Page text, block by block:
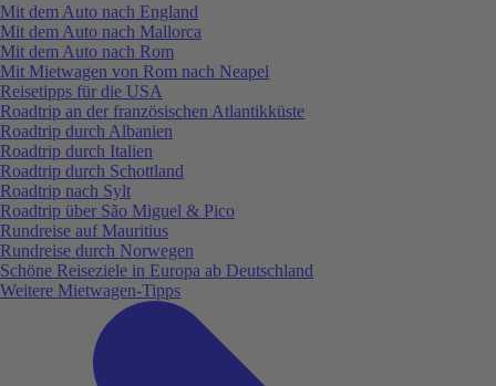
Mit dem Auto nach England
Mit dem Auto nach Mallorca
Mit dem Auto nach Rom
Mit Mietwagen von Rom nach Neapel
Reisetipps für die USA
Roadtrip an der französischen Atlantikküste
Roadtrip durch Albanien
Roadtrip durch Italien
Roadtrip durch Schottland
Roadtrip nach Sylt
Roadtrip über São Miguel & Pico
Rundreise auf Mauritius
Rundreise durch Norwegen
Schöne Reiseziele in Europa ab Deutschland
Weitere Mietwagen-Tipps